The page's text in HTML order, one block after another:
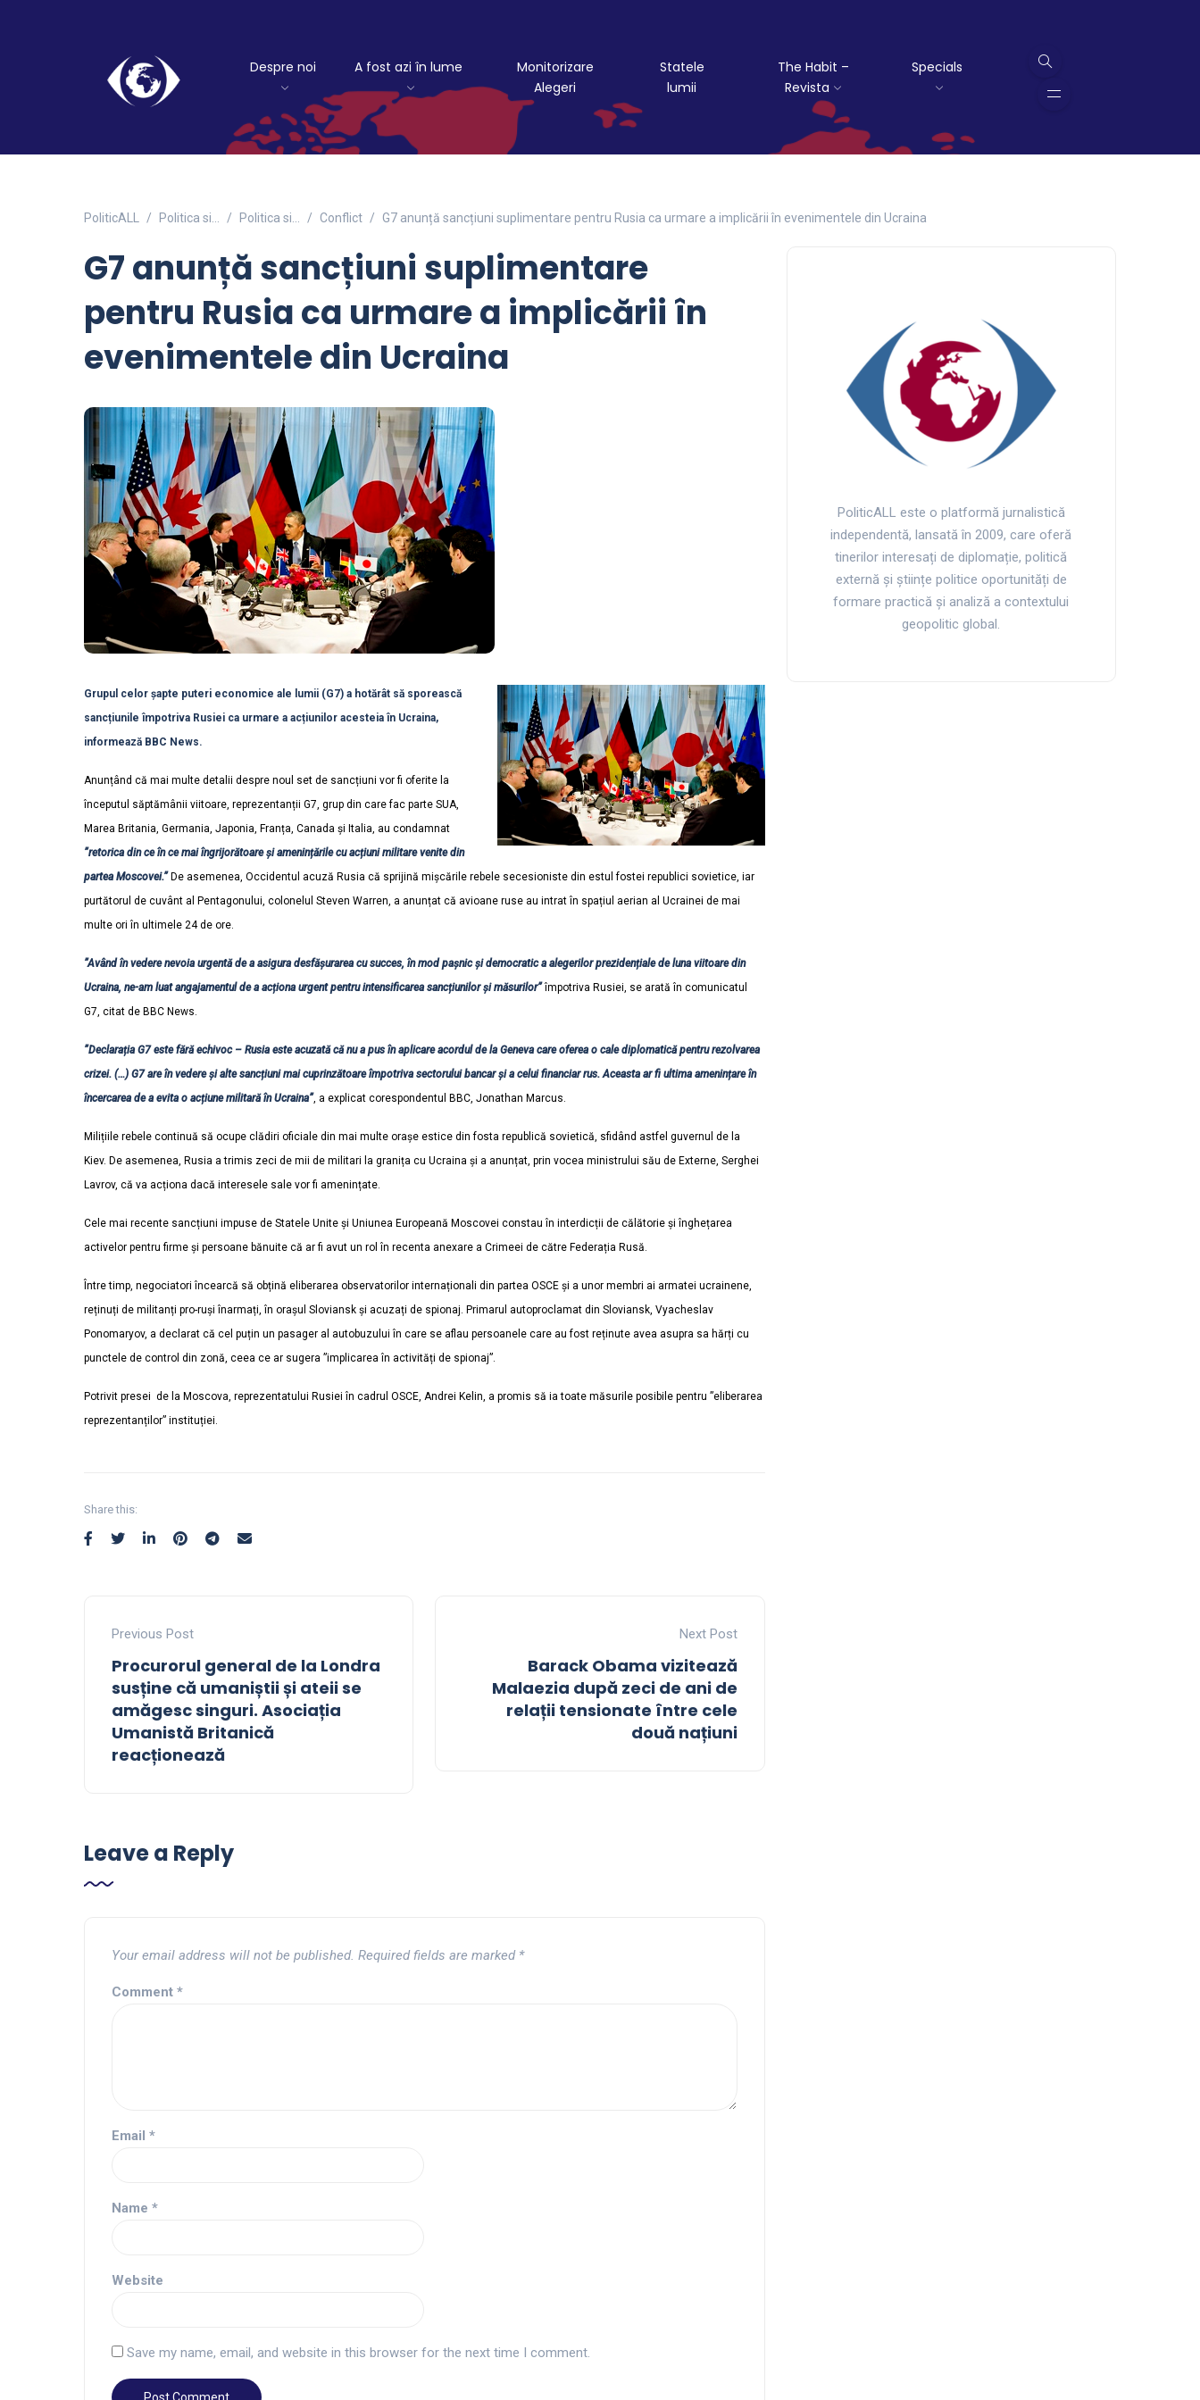
Despre noi A fost azi în lume
Monitorizare
Alegeri
Statele
lumii
The Habit –
Revista
Specials
PoliticALL Politica si… Politica si... Conflict G7 anunță sancțiuni suplimentare pentru Rusia ca urmare a implicării în evenimentele din Ucraina
G7 anunță sancțiuni suplimentare
pentru Rusia ca urmare a implicării în
evenimentele din Ucraina
Grupul celor șapte puteri economice ale lumii (G7) a hotărât să sporească
sancțiunile împotriva Rusiei ca urmare a acțiunilor acesteia în Ucraina,
informează BBC News.
Anunțând că mai multe detalii despre noul set de sancțiuni vor fi oferite la
începutul săptămânii viitoare, reprezentanții G7, grup din care fac parte SUA,
Marea Britania, Germania, Japonia, Franța, Canada și Italia, au condamnat
”retorica din ce în ce mai îngrijorătoare și amenințările cu acțiuni militare venite din
partea Moscovei.” De asemenea, Occidentul acuză Rusia că sprijină mișcările rebele secesioniste din estul fostei republici sovietice, iar
purtătorul de cuvânt al Pentagonului, colonelul Steven Warren, a anunțat că avioane ruse au intrat în spațiul aerian al Ucrainei de mai
multe ori în ultimele 24 de ore.
”Având în vedere nevoia urgentă de a asigura desfășurarea cu succes, în mod pașnic și democratic a alegerilor prezidențiale de luna viitoare din
Ucraina, ne-am luat angajamentul de a acționa urgent pentru intensificarea sancțiunilor și măsurilor” împotriva Rusiei, se arată în comunicatul
G7, citat de BBC News.
”Declarația G7 este fără echivoc – Rusia este acuzată că nu a pus în aplicare acordul de la Geneva care oferea o cale diplomatică pentru rezolvarea
crizei. (…) G7 are în vedere și alte sancțiuni mai cuprinzătoare împotriva sectorului bancar și a celui financiar rus. Aceasta ar fi ultima amenințare în
încercarea de a evita o acțiune militară în Ucraina”, a explicat corespondentul BBC, Jonathan Marcus.
Milițiile rebele continuă să ocupe clădiri oficiale din mai multe orașe estice din fosta republică sovietică, sfidând astfel guvernul de la
Kiev. De asemenea, Rusia a trimis zeci de mii de militari la granița cu Ucraina și a anunțat, prin vocea ministrului său de Externe, Serghei
Lavrov, că va acționa dacă interesele sale vor fi amenințate.
Cele mai recente sancțiuni impuse de Statele Unite și Uniunea Europeană Moscovei constau în interdicții de călătorie și înghețarea
activelor pentru firme și persoane bănuite că ar fi avut un rol în recenta anexare a Crimeei de către Federația Rusă.
Între timp, negociatori încearcă să obțină eliberarea observatorilor internaționali din partea OSCE și a unor membri ai armatei ucrainene,
reținuți de militanți pro-ruși înarmați, în orașul Sloviansk și acuzați de spionaj. Primarul autoproclamat din Sloviansk, Vyacheslav
Ponomaryov, a declarat că cel puțin un pasager al autobuzului în care se aflau persoanele care au fost reținute avea asupra sa hărți cu
punctele de control din zonă, ceea ce ar sugera ”implicarea în activități de spionaj”.
Potrivit presei de la Moscova, reprezentatului Rusiei în cadrul OSCE, Andrei Kelin, a promis să ia toate măsurile posibile pentru ”eliberarea
reprezentanților” instituției.
Share this:
Previous Post
Procurorul general de la Londra
susține că umaniștii și ateii se
amăgesc singuri. Asociația
Umanistă Britanică
reacționează
Next Post
Barack Obama vizitează
Malaezia după zeci de ani de
relații tensionate între cele
două națiuni
Leave a Reply
Your email address will not be published. Required fields are marked *
Comment *
Email *
Name *
Website
Save my name, email, and website in this browser for the next time I comment.
PoliticALL este o platformă jurnalistică
independentă, lansată în 2009, care oferă
tinerilor interesați de diplomație, politică
externă și științe politice oportunități de
formare practică și analiză a contextului
geopolitic global.